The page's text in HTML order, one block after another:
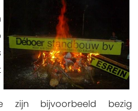
zijn bijvoorbeeld bezig